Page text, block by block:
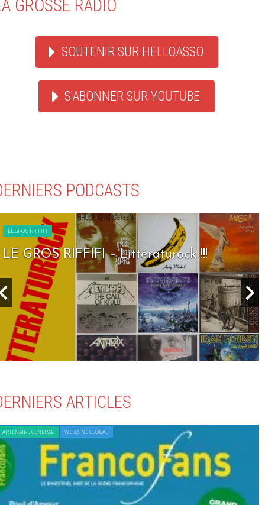
GROSSE RADIO
SOUTENIR SUR HELLOASSO
S'ABONNER SUR YOUTUBE
PODCASTS
LE GROS RIFFIFI
LE GROS RIFFIFI – Littératurock !!!
ARTICLES
GENERAL WEBZINE GLOBAL